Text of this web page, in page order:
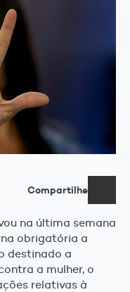
Compartilhe
na última semana
obrigatória a
destinado a
a mulher, o
relativas à